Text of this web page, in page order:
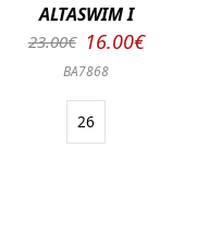
ALTASWIM I
23.00€ 16.00€
BA7868
26